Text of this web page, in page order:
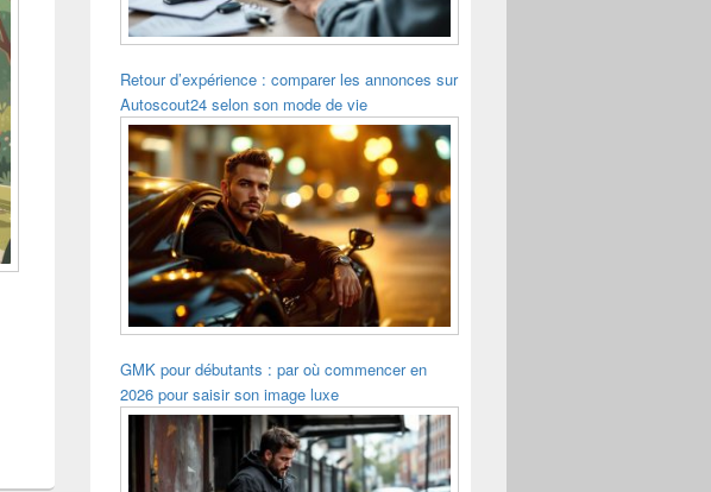
Retour d’expérience : comparer les annonces sur
Autoscout24 selon son mode de vie
GMK pour débutants : par où commencer en
2026 pour saisir son image luxe